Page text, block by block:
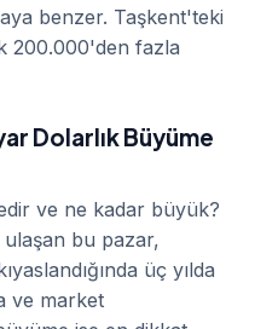
benzer. Taşkent'teki
200.000'den fazla
Dolarlık Büyüme
ve ne kadar büyük?
ulaşan bu pazar,
üç yılda
ve market